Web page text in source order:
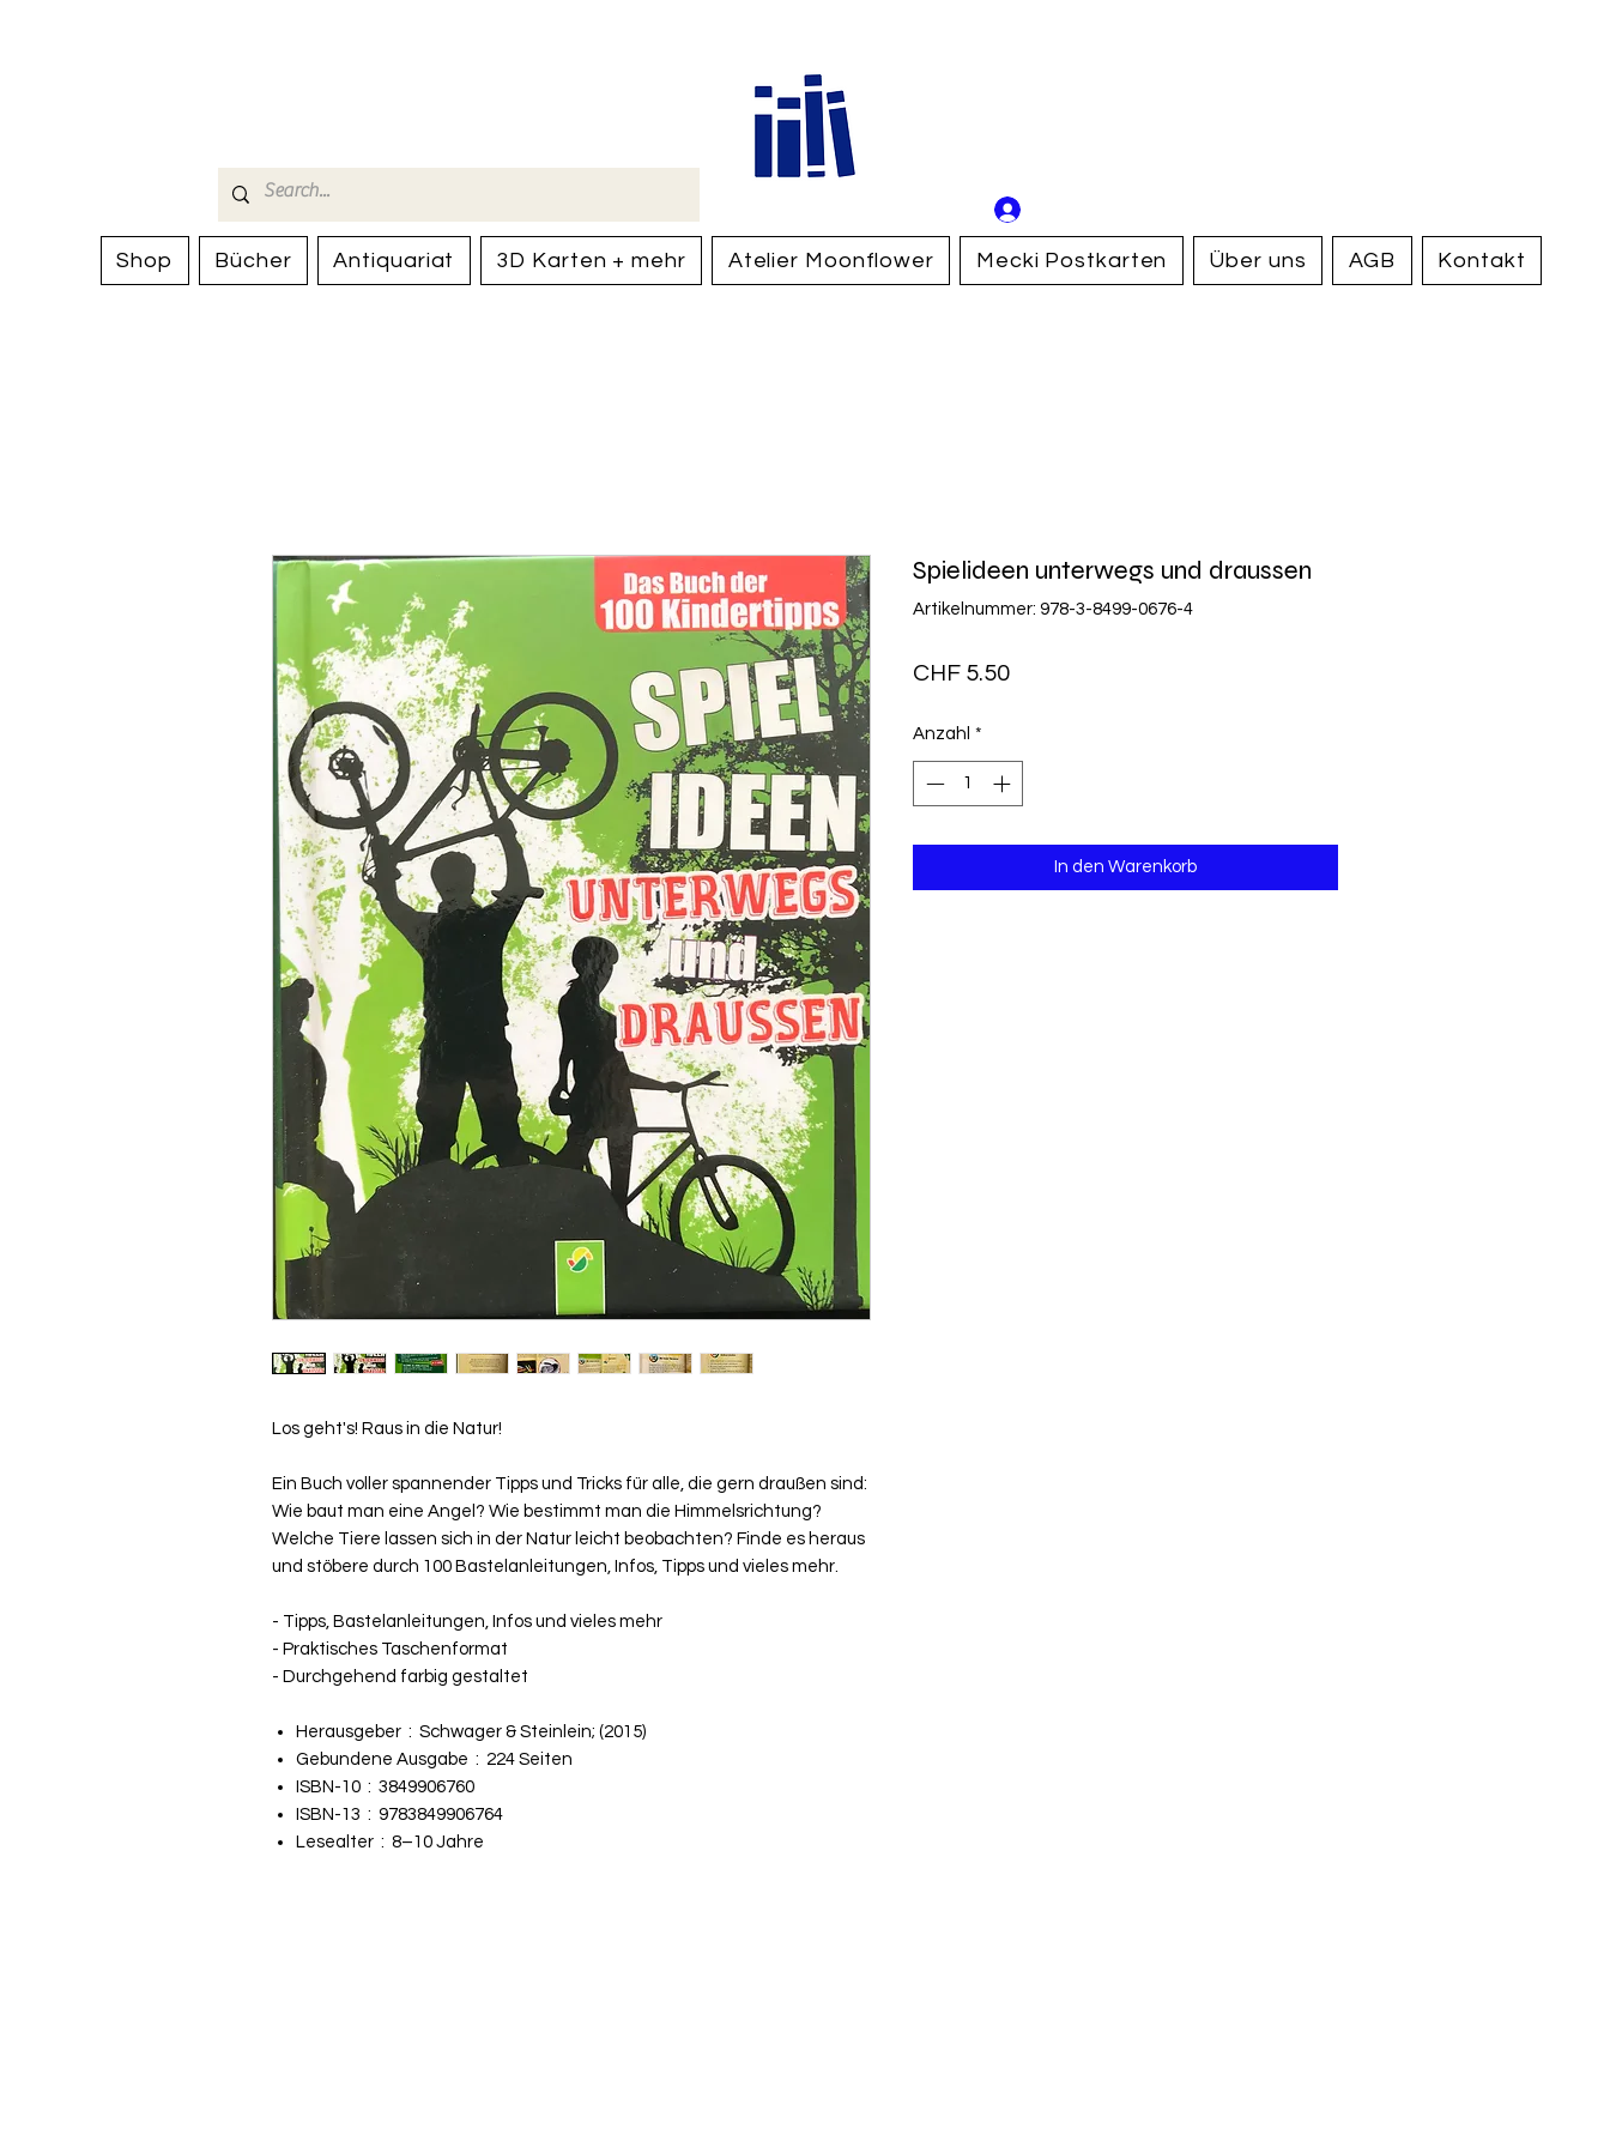
Shop Bücher Antiquariat 3D Karten + mehr Atelier Moonflower Mecki Postkarten Über uns AGB Kontakt
Los geht's! Raus in die Natur!
Ein Buch voller spannender Tipps und Tricks für alle, die gern draußen sind:
Wie baut man eine Angel? Wie bestimmt man die Himmelsrichtung?
Welche Tiere lassen sich in der Natur leicht beobachten? Finde es heraus
und stöbere durch 100 Bastelanleitungen, Infos, Tipps und vieles mehr.
- Tipps, Bastelanleitungen, Infos und vieles mehr
- Praktisches Taschenformat
- Durchgehend farbig gestaltet
Herausgeber ‏ : ‎ Schwager & Steinlein; (2015)
Gebundene Ausgabe ‏ : ‎ 224 Seiten
ISBN-10 ‏ : ‎ 3849906760
ISBN-13 ‏ : ‎ 9783849906764
Lesealter ‏ : ‎ 8–10 Jahre
Spielideen unterwegs und draussen
Artikelnummer: 978-3-8499-0676-4
CHF 5.50Preis
Anzahl *
In den Warenkorb